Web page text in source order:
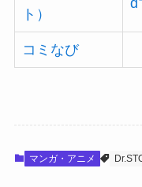
ト）
d
コミなび
マンガ・アニメ